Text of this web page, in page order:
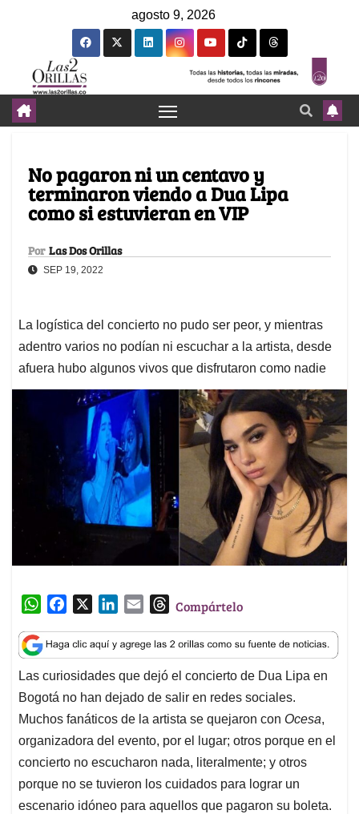
agosto 9, 2026
No pagaron ni un centavo y
terminaron viendo a Dua Lipa
como si estuvieran en VIP
Por Las Dos Orillas
SEP 19, 2022
La logística del concierto no pudo ser peor, y mientras
adentro varios no podían ni escuchar a la artista, desde
afuera hubo algunos vivos que disfrutaron como nadie
W
a
t
s
A
p
p
c
e
b
o
o
k
n
k
e
d
I
n
a
i
l
T
r
e
a
d
s
Compártelo
Las curiosidades que dejó el concierto de Dua Lipa en
Bogotá no han dejado de salir en redes sociales.
Muchos fanáticos de la artista se quejaron con Ocesa,
organizadora del evento, por el lugar; otros porque en el
concierto no escucharon nada, literalmente; y otros
porque no se tuvieron los cuidados para lograr un
escenario idóneo para aquellos que pagaron su boleta.